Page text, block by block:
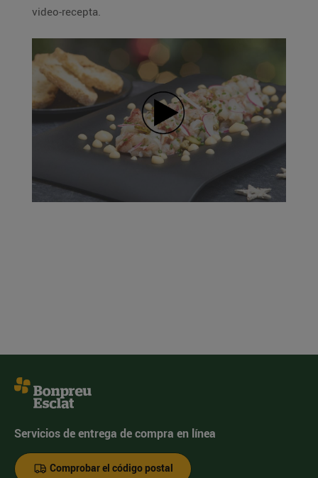
video-recepta.
Servicios de entrega de compra en línea
Comprobar el código postal